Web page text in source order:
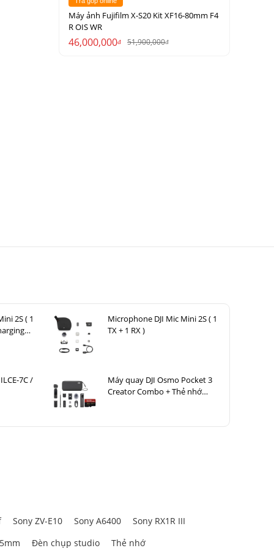
và nhà
những ai
Máy ảnh Fujifilm X-S20 Kit XF16-80mm F4
R OIS WR
46,000,000đ 51,900,000đ
2S ( 1
Microphone DJI Mic Mini 2S ( 1
TX + 1 RX )
7C /
Máy quay DJI Osmo Pocket 3
Creator Combo + Thẻ nhớ
Sony ZV-E10 Sony A6400
Sony RX1R III
Đèn chụp studio Thẻ nhớ